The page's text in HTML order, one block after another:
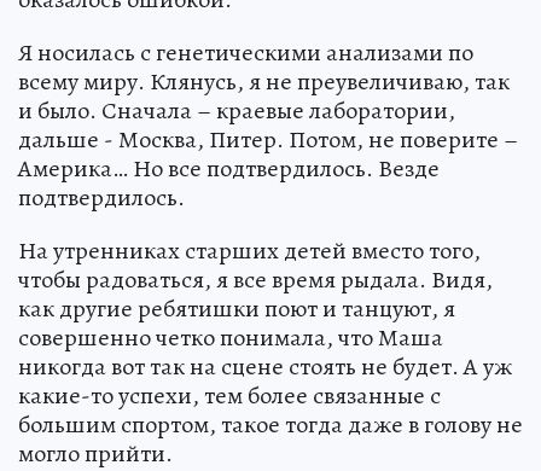
Я носилась с генетическими анализами по
всему миру. Клянусь, я не преувеличиваю, так
и было. Сначала – краевые лаборатории,
дальше - Москва, Питер. Потом, не поверите –
Америка… Но все подтвердилось. Везде
подтвердилось.
На утренниках старших детей вместо того,
чтобы радоваться, я все время рыдала. Видя,
как другие ребятишки поют и танцуют, я
совершенно четко понимала, что Маша
никогда вот так на сцене стоять не будет. А уж
какие-то успехи, тем более связанные с
большим спортом, такое тогда даже в голову не
могло прийти.